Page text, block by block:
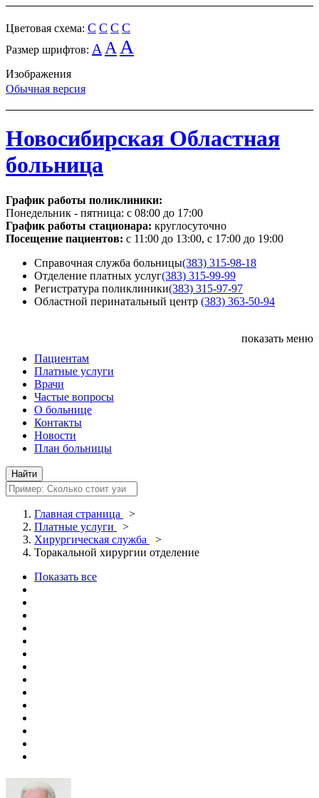
Цветовая схема: C C C C
Размер шрифтов: A A A
Изображения
Обычная версия
Новосибирская Областная
больница
График работы поликлиники:
Понедельник - пятница: с 08:00 до 17:00
График работы стационара: круглосуточно
Посещение пациентов: с 11:00 до 13:00, с 17:00 до 19:00
Справочная служба больницы(383) 315-98-18
Отделение платных услуг(383) 315-99-99
Регистратура поликлиники(383) 315-97-97
Областной перинатальный центр (383) 363-50-94
показать меню
Пациентам
Платные услуги
Врачи
Частые вопросы
О больнице
Контакты
Новости
План больницы
Главная страница
>
Платные услуги
>
Хирургическая служба
>
Торакальной хирургии отделение
Показать все